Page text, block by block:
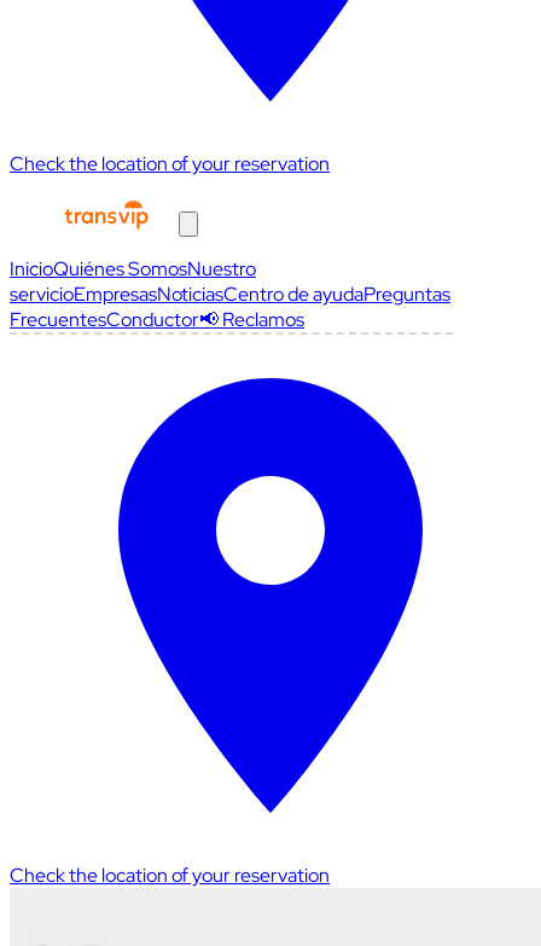
Check the location of your reservation
InicioQuiénes SomosNuestro
servicioEmpresasNoticiasCentro de ayudaPreguntas
FrecuentesConductor📢 Reclamos
Check the location of your reservation